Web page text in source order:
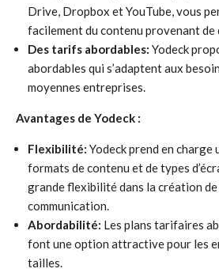
Drive, Dropbox et YouTube, vous
facilement du contenu provenant de
Des tarifs abordables: Yodeck
abordables qui s’adaptent aux
moyennes entreprises.
Avantages de Yodeck :
Flexibilité: Yodeck prend en charge
formats de contenu et de types
grande flexibilité dans la création de
communication.
Abordabilité: Les plans tarifaires
font une option attractive pour les
tailles.